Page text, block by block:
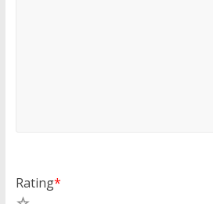
Rating*